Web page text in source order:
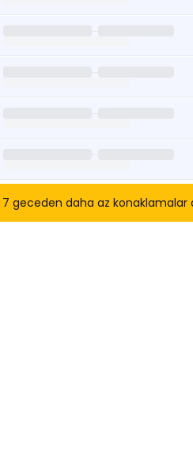
7 geceden daha az konaklamalar